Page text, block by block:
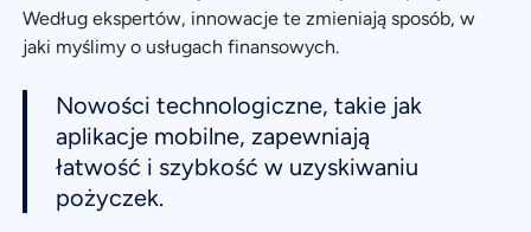
Według ekspertów, innowacje te zmieniają sposób, w
jaki myślimy o usługach finansowych.
Nowości technologiczne, takie jak
aplikacje mobilne, zapewniają
łatwość i szybkość w uzyskiwaniu
pożyczek.